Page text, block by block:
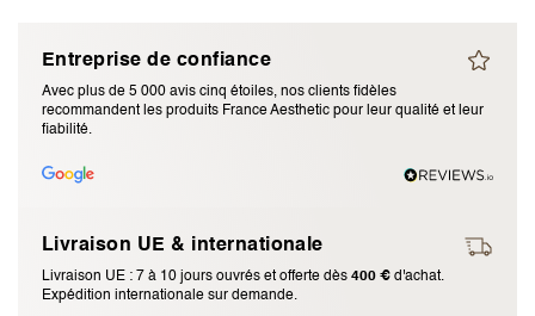
Entreprise de confiance
Avec plus de 5 000 avis cinq étoiles, nos clients fidèles
recommandent les produits France Aesthetic pour leur qualité et leur
fiabilité.
Livraison UE & internationale
Livraison UE : 7 à 10 jours ouvrés et offerte dès 400 € d'achat.
Expédition internationale sur demande.
J’accepte les termes et conditions